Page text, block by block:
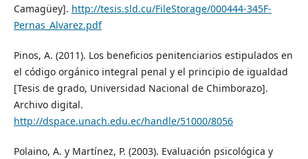
Camagüey]. http://tesis.sld.cu/FileStorage/000444-345F-
Pernas_Alvarez.pdf
Pinos, A. (2011). Los beneficios penitenciarios estipulados en
el código orgánico integral penal y el principio de igualdad
[Tesis de grado, Universidad Nacional de Chimborazo].
Archivo digital.
http://dspace.unach.edu.ec/handle/51000/8056
Polaino, A. y Martínez, P. (2003). Evaluación psicológica y